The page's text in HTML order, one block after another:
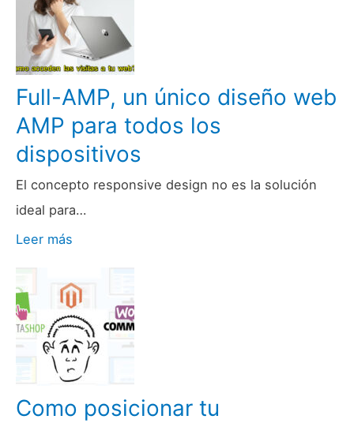
Full-AMP, un único diseño web
AMP para todos los
dispositivos
El concepto responsive design no es la solución
ideal para…
Leer más
Como posicionar tu